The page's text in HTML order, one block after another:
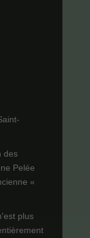
des
Pelée
«
plus